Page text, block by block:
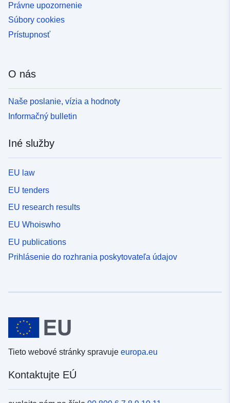
Právne upozornenie
Súbory cookies
Prístupnosť
O nás
Naše poslanie, vízia a hodnoty
Informačný bulletin
Iné služby
EU law
EU tenders
EU research results
EU Whoiswho
EU publications
Prihlásenie do rozhrania poskytovateľa údajov
Tieto webové stránky spravuje europa.eu
Kontaktujte EÚ